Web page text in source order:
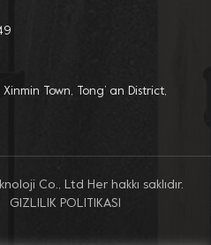
size en profesyonel ve
ürünleri sunar.
Town, Tong’ an District,
Co., Ltd Her hakkı saklıdır.
GIZLILIK POLITIKASI